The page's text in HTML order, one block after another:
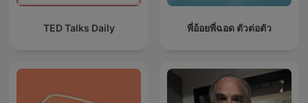
TED Talks Daily พี่อ้อยพี่ฉอด ตัวต่อตัว